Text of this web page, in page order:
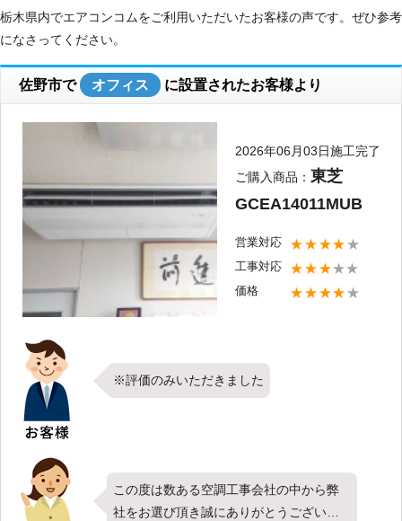
栃木県内でエアコンコムをご利用いただいたお客様の声です。ぜひ参考
になさってください。
佐野市で オフィス に設置されたお客様より
2026年06月03日施工完了
ご購入商品： 東芝
GCEA14011MUB
営業対応 ★★★★★
工事対応 ★★★★★
価格 ★★★★★
※評価のみいただきました
この度は数ある空調工事会社の中から弊
社をお選び頂き誠にありがとうございま